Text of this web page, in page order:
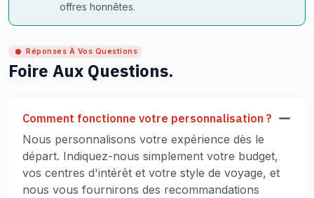
offres honnêtes.
Réponses À Vos Questions
Foire Aux Questions.
Comment fonctionne votre personnalisation ?
Nous personnalisons votre expérience dès le
départ. Indiquez-nous simplement votre budget,
vos centres d'intérêt et votre style de voyage, et
nous vous fournirons des recommandations